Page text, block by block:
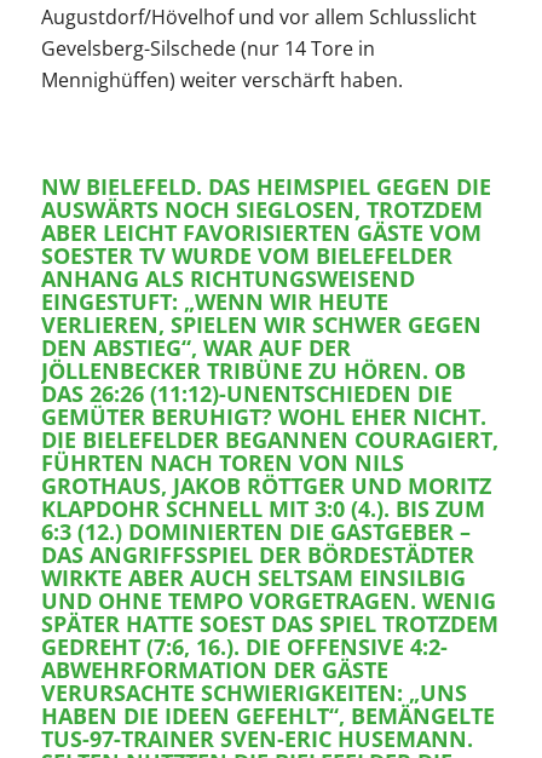
Augustdorf/Hövelhof und vor allem Schlusslicht
Gevelsberg-Silschede (nur 14 Tore in
Mennighüffen) weiter verschärft haben.
NW BIELEFELD. DAS HEIMSPIEL GEGEN DIE
AUSWÄRTS NOCH SIEGLOSEN, TROTZDEM
ABER LEICHT FAVORISIERTEN GÄSTE VOM
SOESTER TV WURDE VOM BIELEFELDER
ANHANG ALS RICHTUNGSWEISEND
EINGESTUFT: „WENN WIR HEUTE
VERLIEREN, SPIELEN WIR SCHWER GEGEN
DEN ABSTIEG“, WAR AUF DER
JÖLLENBECKER TRIBÜNE ZU HÖREN. OB
DAS 26:26 (11:12)-UNENTSCHIEDEN DIE
GEMÜTER BERUHIGT? WOHL EHER NICHT.
DIE BIELEFELDER BEGANNEN COURAGIERT,
FÜHRTEN NACH TOREN VON NILS
GROTHAUS, JAKOB RÖTTGER UND MORITZ
KLAPDOHR SCHNELL MIT 3:0 (4.). BIS ZUM
6:3 (12.) DOMINIERTEN DIE GASTGEBER –
DAS ANGRIFFSSPIEL DER BÖRDESTÄDTER
WIRKTE ABER AUCH SELTSAM EINSILBIG
UND OHNE TEMPO VORGETRAGEN. WENIG
SPÄTER HATTE SOEST DAS SPIEL TROTZDEM
GEDREHT (7:6, 16.). DIE OFFENSIVE 4:2-
ABWEHRFORMATION DER GÄSTE
VERURSACHTE SCHWIERIGKEITEN: „UNS
HABEN DIE IDEEN GEFEHLT“, BEMÄNGELTE
TUS-97-TRAINER SVEN-ERIC HUSEMANN.